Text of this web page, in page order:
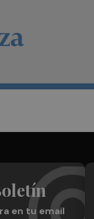
en tu email